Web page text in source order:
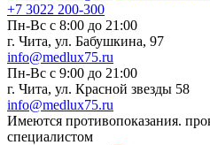
+7 3022 200-300
Пн-Вс с 8:00 до 21:00
г. Чита, ул. Бабушкина, 97
info@medlux75.ru
Пн-Вс с 9:00 до 21:00
г. Чита, ул. Красной звезды 58
info@medlux75.ru
Имеются противопоказания.
специалистом